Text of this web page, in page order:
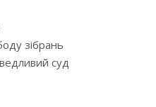
зібрань
суд